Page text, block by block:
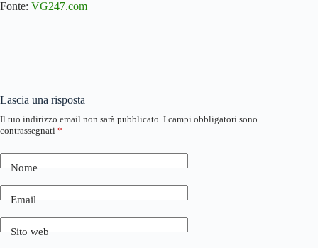
Fonte: VG247.com
Lascia una risposta
Il tuo indirizzo email non sarà pubblicato. I campi obbligatori sono
contrassegnati *
Nome
Email
Sito web